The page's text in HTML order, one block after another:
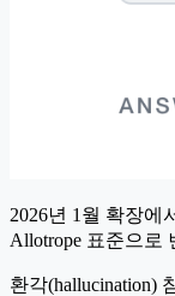
2026년 1월 확장에
Allotrope 표준으로
환각(hallucination)